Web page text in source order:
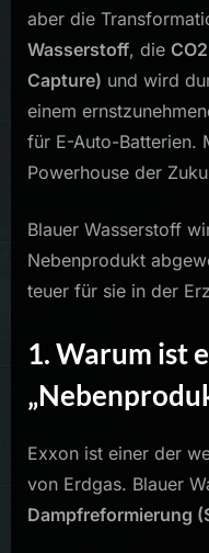
aber die
Wasserstoff, die
Capture) und wird
einem
für E-Auto-Batterien.
Powerhouse der
Blauer Wasserstoff
Nebenprodukt
teuer für sie in der
1. Warum ist
Exxon ist einer der
von Erdgas. Blauer
Dampfreformierung